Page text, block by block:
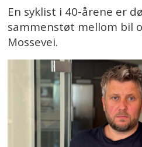
En syklist i 40-årene er
sammenstøt mellom bil
Mossevei.